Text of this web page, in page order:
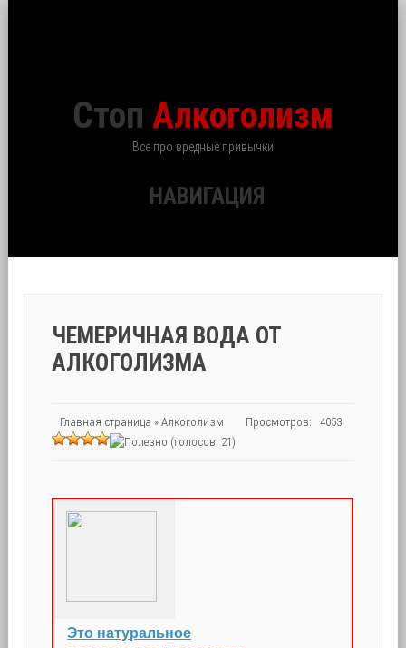
Стоп Алкоголизм
Все про вредные привычки
НАВИГАЦИЯ
ЧЕМЕРИЧНАЯ ВОДА ОТ
АЛКОГОЛИЗМА
Главная страница »Алкоголизм
Просмотров: 4053
(голосов: 21)
Это натуральное